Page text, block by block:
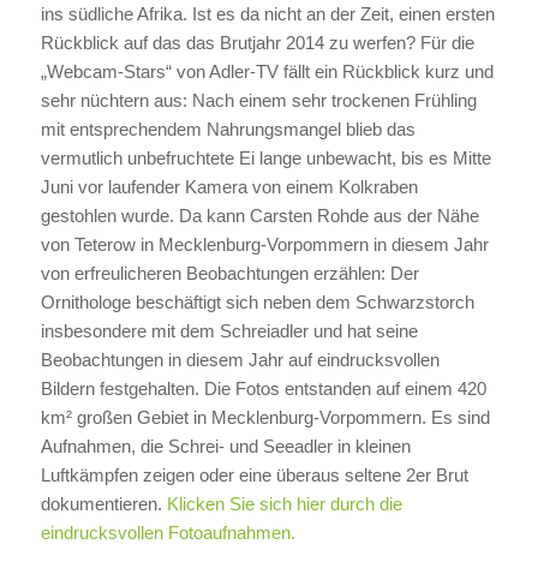
ins südliche Afrika. Ist es da nicht an der Zeit, einen ersten
Rückblick auf das das Brutjahr 2014 zu werfen? Für die
„Webcam-Stars“ von Adler-TV fällt ein Rückblick kurz und
sehr nüchtern aus: Nach einem sehr trockenen Frühling
mit entsprechendem Nahrungsmangel blieb das
vermutlich unbefruchtete Ei lange unbewacht, bis es Mitte
Juni vor laufender Kamera von einem Kolkraben
gestohlen wurde. Da kann Carsten Rohde aus der Nähe
von Teterow in Mecklenburg-Vorpommern in diesem Jahr
von erfreulicheren Beobachtungen erzählen: Der
Ornithologe beschäftigt sich neben dem Schwarzstorch
insbesondere mit dem Schreiadler und hat seine
Beobachtungen in diesem Jahr auf eindrucksvollen
Bildern festgehalten. Die Fotos entstanden auf einem 420
km² großen Gebiet in Mecklenburg-Vorpommern. Es sind
Aufnahmen, die Schrei- und Seeadler in kleinen
Luftkämpfen zeigen oder eine überaus seltene 2er Brut
dokumentieren. Klicken Sie sich hier durch die
eindrucksvollen Fotoaufnahmen.